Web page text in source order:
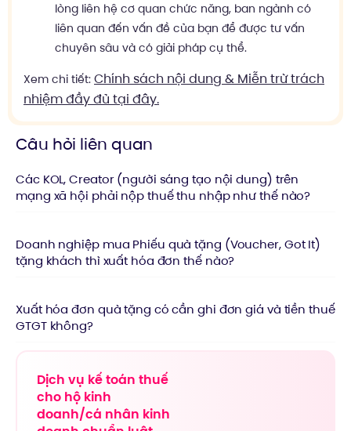
lòng liên hệ cơ quan chức năng, ban ngành có
liên quan đến vấn đề của bạn để được tư vấn
chuyên sâu và có giải pháp cụ thể.
Xem chi tiết: Chính sách nội dung & Miễn trừ trách
nhiệm đầy đủ tại đây.
Câu hỏi liên quan
Các KOL, Creator (người sáng tạo nội dung) trên
mạng xã hội phải nộp thuế thu nhập như thế nào?
Doanh nghiệp mua Phiếu quà tặng (Voucher, Got It)
tặng khách thì xuất hóa đơn thế nào?
Xuất hóa đơn quà tặng có cần ghi đơn giá và tiền thuế
GTGT không?
Dịch vụ kế toán thuế
cho hộ kinh
doanh/cá nhân kinh